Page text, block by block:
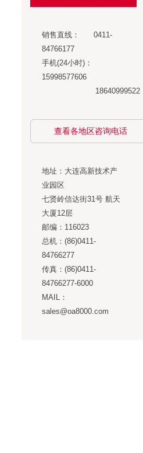
销售直线： 0411-
84766177
手机(24小时)：
15998577606
18640999522
查看各地区咨询电话
地址：大连高新技术产
业园区
七贤岭信达街31号 航天
大厦12层
邮编：116023
总机：(86)0411-
84766277
传真：(86)0411-
84766277-6000
MAIL：
sales@oa8000.com